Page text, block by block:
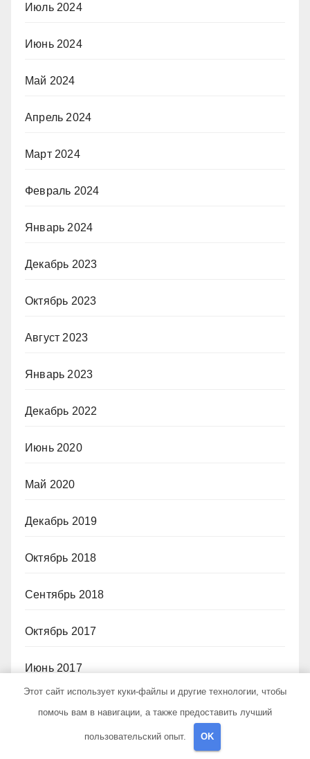
Июль 2024
Июнь 2024
Май 2024
Апрель 2024
Март 2024
Февраль 2024
Январь 2024
Декабрь 2023
Октябрь 2023
Август 2023
Январь 2023
Декабрь 2022
Июнь 2020
Май 2020
Декабрь 2019
Октябрь 2018
Сентябрь 2018
Октябрь 2017
Июнь 2017
Этот сайт использует куки-файлы и другие технологии, чтобы
помочь вам в навигации, а также предоставить лучший
пользовательский опыт. OK